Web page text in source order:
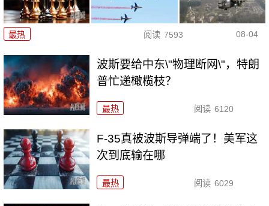
最热 阅读 7593 08-04
波斯要给中东\"物理断网\"，特朗
普忙递橄榄枝？
最热 阅读 6120
F-35真被波斯导弹端了！美军这
次到底输在哪
最热 阅读 6029